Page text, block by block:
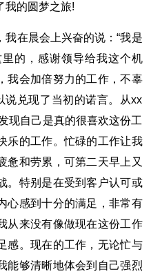
我的圆梦之旅!
在晨会上兴奋的说：“我是
的，感谢领导给我这个机
我会加倍努力的工作，不辜
说兑现了当初的诺言。从xx
现自己是真的很喜欢这份工
乐的工作。忙碌的工作让我
惫和劳累，可第二天早上又
。特别是在受到客户认可或
心感到十分的满足，非常有
从来没有像做现在这份工作
感。现在的工作，无论忙与
能够清晰地体会到自己强烈